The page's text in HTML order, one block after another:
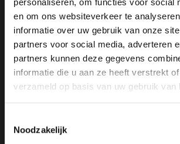
en om ons websiteverkeer te
informatie over uw gebruik van onze
partners voor social media, adverteren
partners kunnen deze gegevens
informatie die u aan ze heeft verstrekt
verzameld op basis van uw gebruik van
Noodzakelijk
Wordt Nederland meegezogen in de
regime change zou veroorzaken?